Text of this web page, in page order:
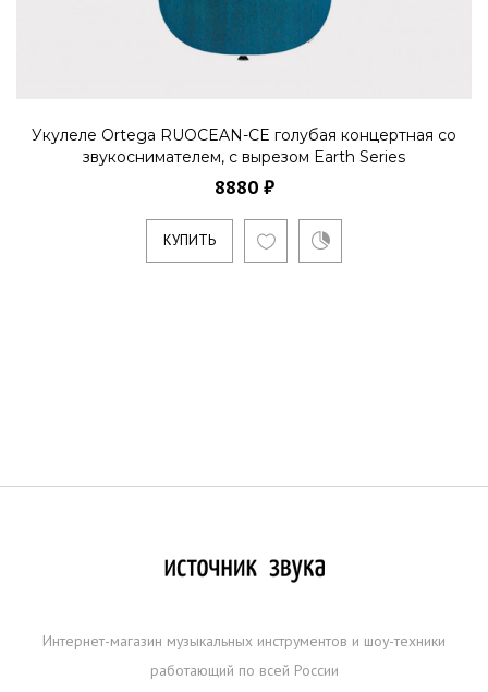
Укулеле Ortega RUOCEAN-CE голубая концертная со
звукоснимателем, с вырезом Earth Series
8880 ₽
КУПИТЬ
Интернет-магазин музыкальных инструментов и шоу-техники
работающий по всей России